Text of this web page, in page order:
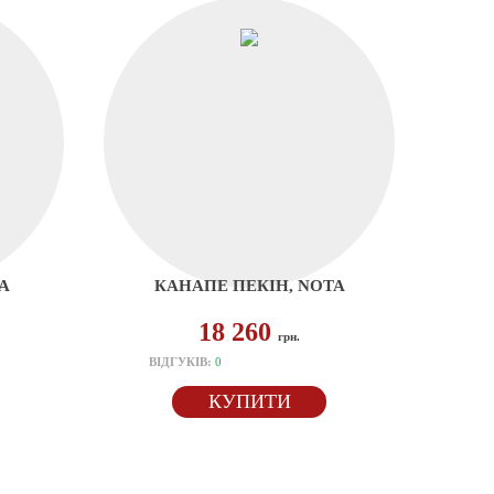
КАНАПЕ ПЕКІН, NOTA
18 260 грн.
ВІДГУКІВ: 0
КУПИТИ